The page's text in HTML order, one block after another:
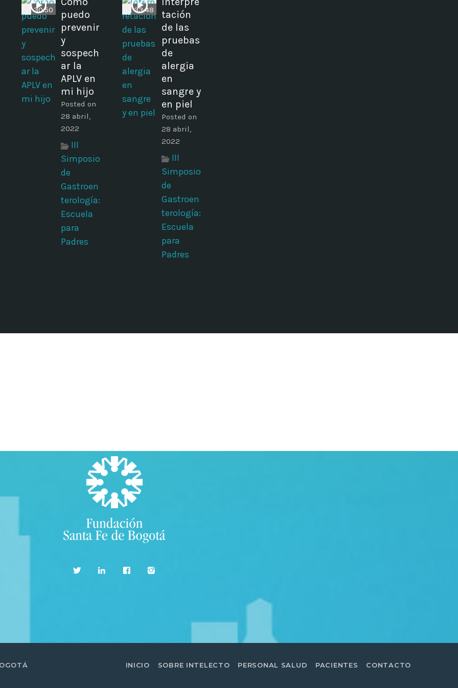
30:50
puedo
prevenir
y
sospech
ar la
APLV en
mi hijo
Posted on
28 abril,
2022
III
Simposio
de
Gastroen
terología:
Escuela
para
Padres
33:48
tación
de las
pruebas
de
alergia
en
sangre y
en piel
Posted on
28 abril,
2022
III
Simposio
de
Gastroen
terología:
Escuela
para
Padres
INICIO SOBRE INTELECTO PERSONAL SALUD PACIENTES CONTACTO